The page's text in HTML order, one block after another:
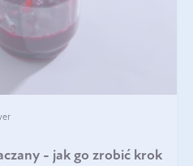
- jak go zrobić krok